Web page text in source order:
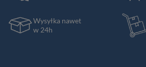
Wysyłka nawet
w 24h